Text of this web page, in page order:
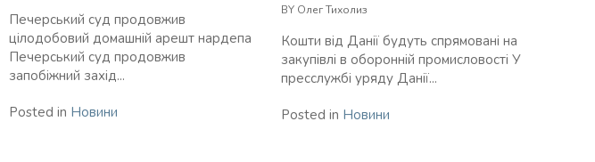
Печерський суд продовжив
цілодобовий домашній арешт нардепа
Печерський суд продовжив
запобіжний захід...
Posted in Новини
BY Олег Тихолиз
Кошти від Данії будуть спрямовані на
закупівлі в оборонній промисловості У
пресслужбі уряду Данії...
Posted in Новини